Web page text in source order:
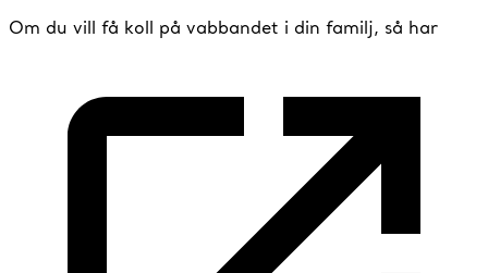
Om du vill få koll på vabbandet i din familj, så har